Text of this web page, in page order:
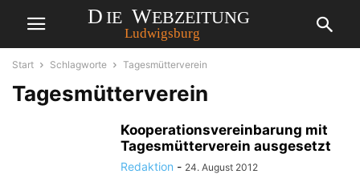
Start Schlagworte Tagesmütterverein
Tagesmütterverein
Kooperationsvereinbarung mit
Tagesmütterverein ausgesetzt
Redaktion - 24. August 2012